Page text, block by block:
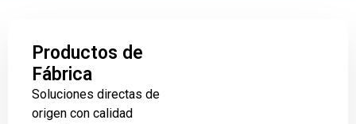
Productos de
Fábrica
Soluciones directas de
origen con calidad